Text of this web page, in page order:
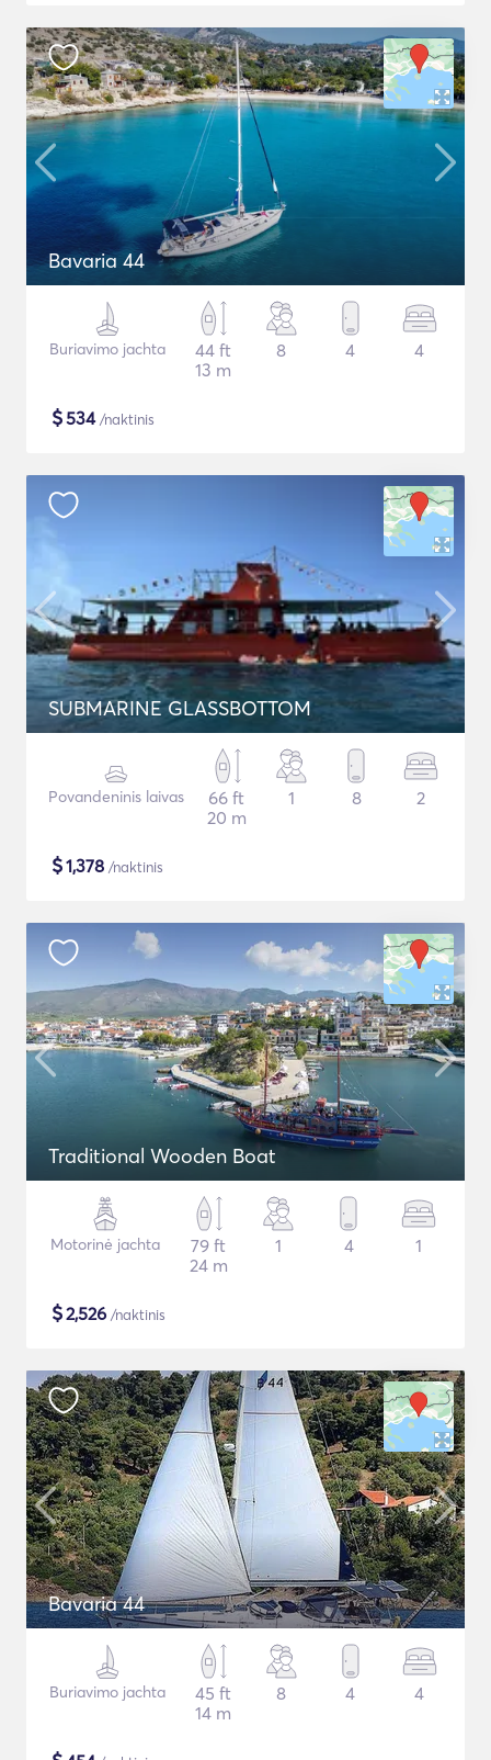
Bavaria 44
Buriavimo jachta
44 ft
13 m
8 4 4
$534/naktinis
SUBMARINE GLASSBOTTOM
Povandeninis laivas
66 ft
20 m
1 8 2
$1,378 /naktinis
Traditional Wooden Boat
Motorinė jachta
79 ft
24 m
1 4 1
$2,526 /naktinis
Bavaria 44
Buriavimo jachta
45 ft
14 m
8 4 4